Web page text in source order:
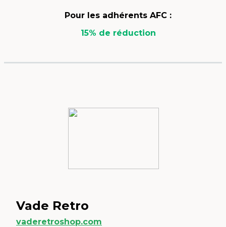
Pour les adhérents AFC :
15% de réduction
Vade Retro
vaderetroshop.com